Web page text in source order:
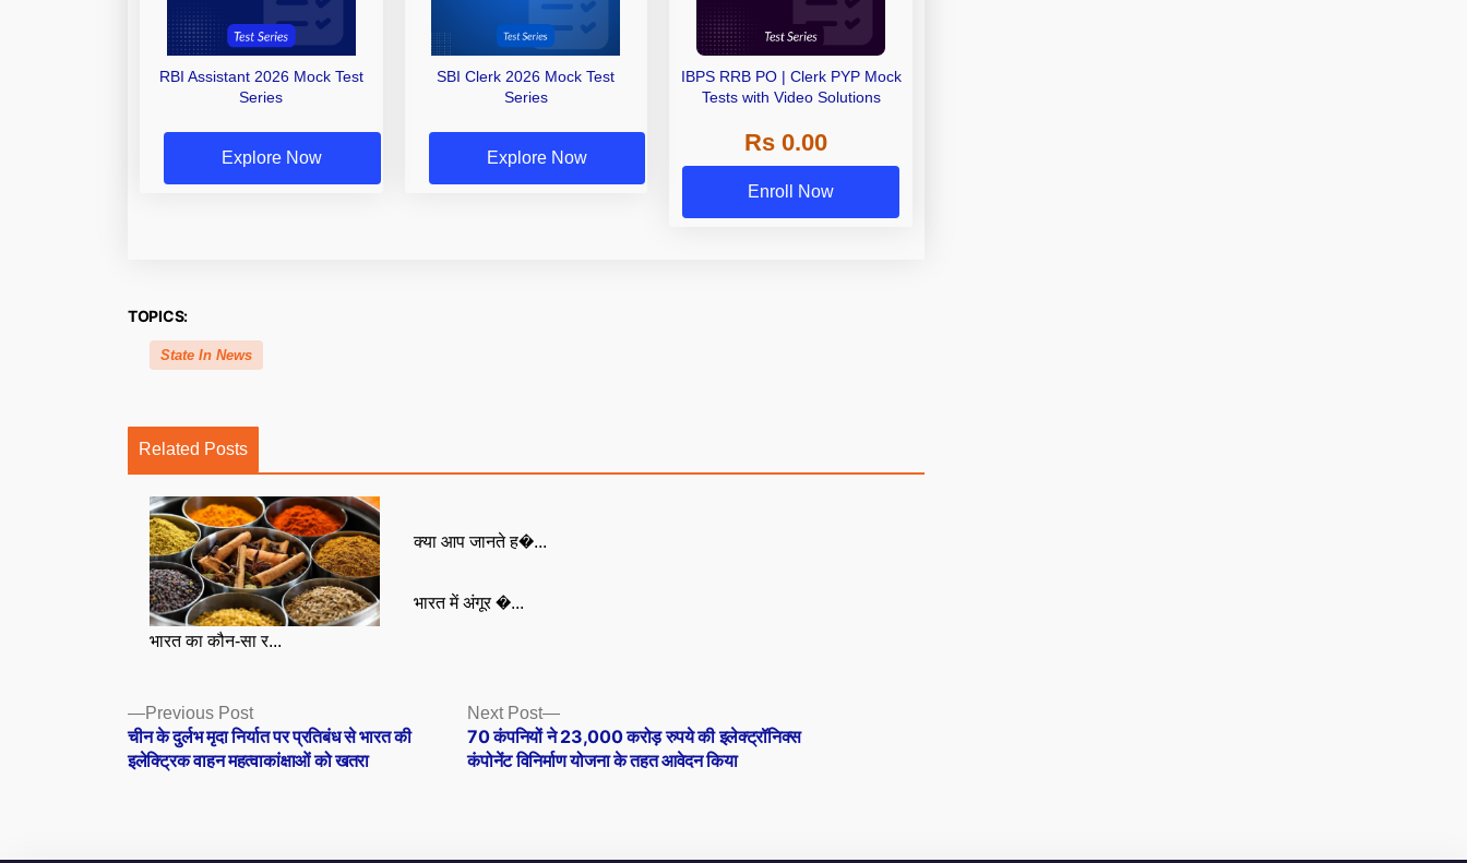
RBI Assistant 2026 Mock Test
Series
Explore Now
SBI Clerk 2026 Mock Test
Series
Explore Now
IBPS RRB PO | Clerk PYP Mock
Tests with Video Solutions
Rs 0.00
Enroll Now
TOPICS:
State In News
Related Posts
भारत का कौन-सा र...
क्या आप जानते ह�...
भारत में अंगूर �...
Posts
navigation
Previous PostPrevious
post:
चीन के दुर्लभ मृदा निर्यात पर प्रतिबंध से भारत की
इलेक्ट्रिक वाहन महत्वाकांक्षाओं को खतरा
Next Post
Next
post:
70 कंपनियों ने 23,000 करोड़ रुपये की इलेक्ट्रॉनिक्स
कंपोनेंट विनिर्माण योजना के तहत आवेदन किया